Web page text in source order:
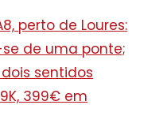
perto de Loures:
de uma ponte;
sentidos
399€ em